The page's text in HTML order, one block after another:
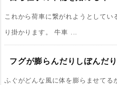
これから荷車に繋がれようとしてい
り掛かります。 牛車 ...
フグが膨らんだりしぼんだ
ふぐがどんな風に体を膨らませてる